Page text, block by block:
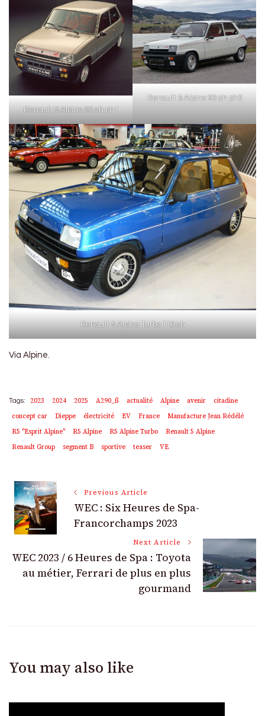
Renault 5 Alpine 93 ch ph1
Renault 5 Alpine 93 ch ph2
Renault 5 Alpine Turbo 110 ch
Via Alpine.
Tags: 2023 2024 2025 A290_ß actualité Alpine avenir
citadine
concept car
Dieppe électricité EV France
Manufacture Jean Rédélé
R5 "Esprit Alpine"
R5 Alpine R5 Alpine Turbo
Renault 5 Alpine
Renault Group
segment B sportive teaser VE
Post
Navigation
Previous Article
WEC : Six Heures de Spa-
Francorchamps 2023
Next Article
WEC 2023 / 6 Heures de Spa : Toyota
au métier, Ferrari de plus en plus
gourmand
You may also like